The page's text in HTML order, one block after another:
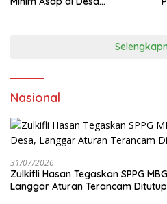
Nasional
31/07/2026
Zulkifli Hasan Tegaskan SPPG
Langgar Aturan Terancam Ditutup